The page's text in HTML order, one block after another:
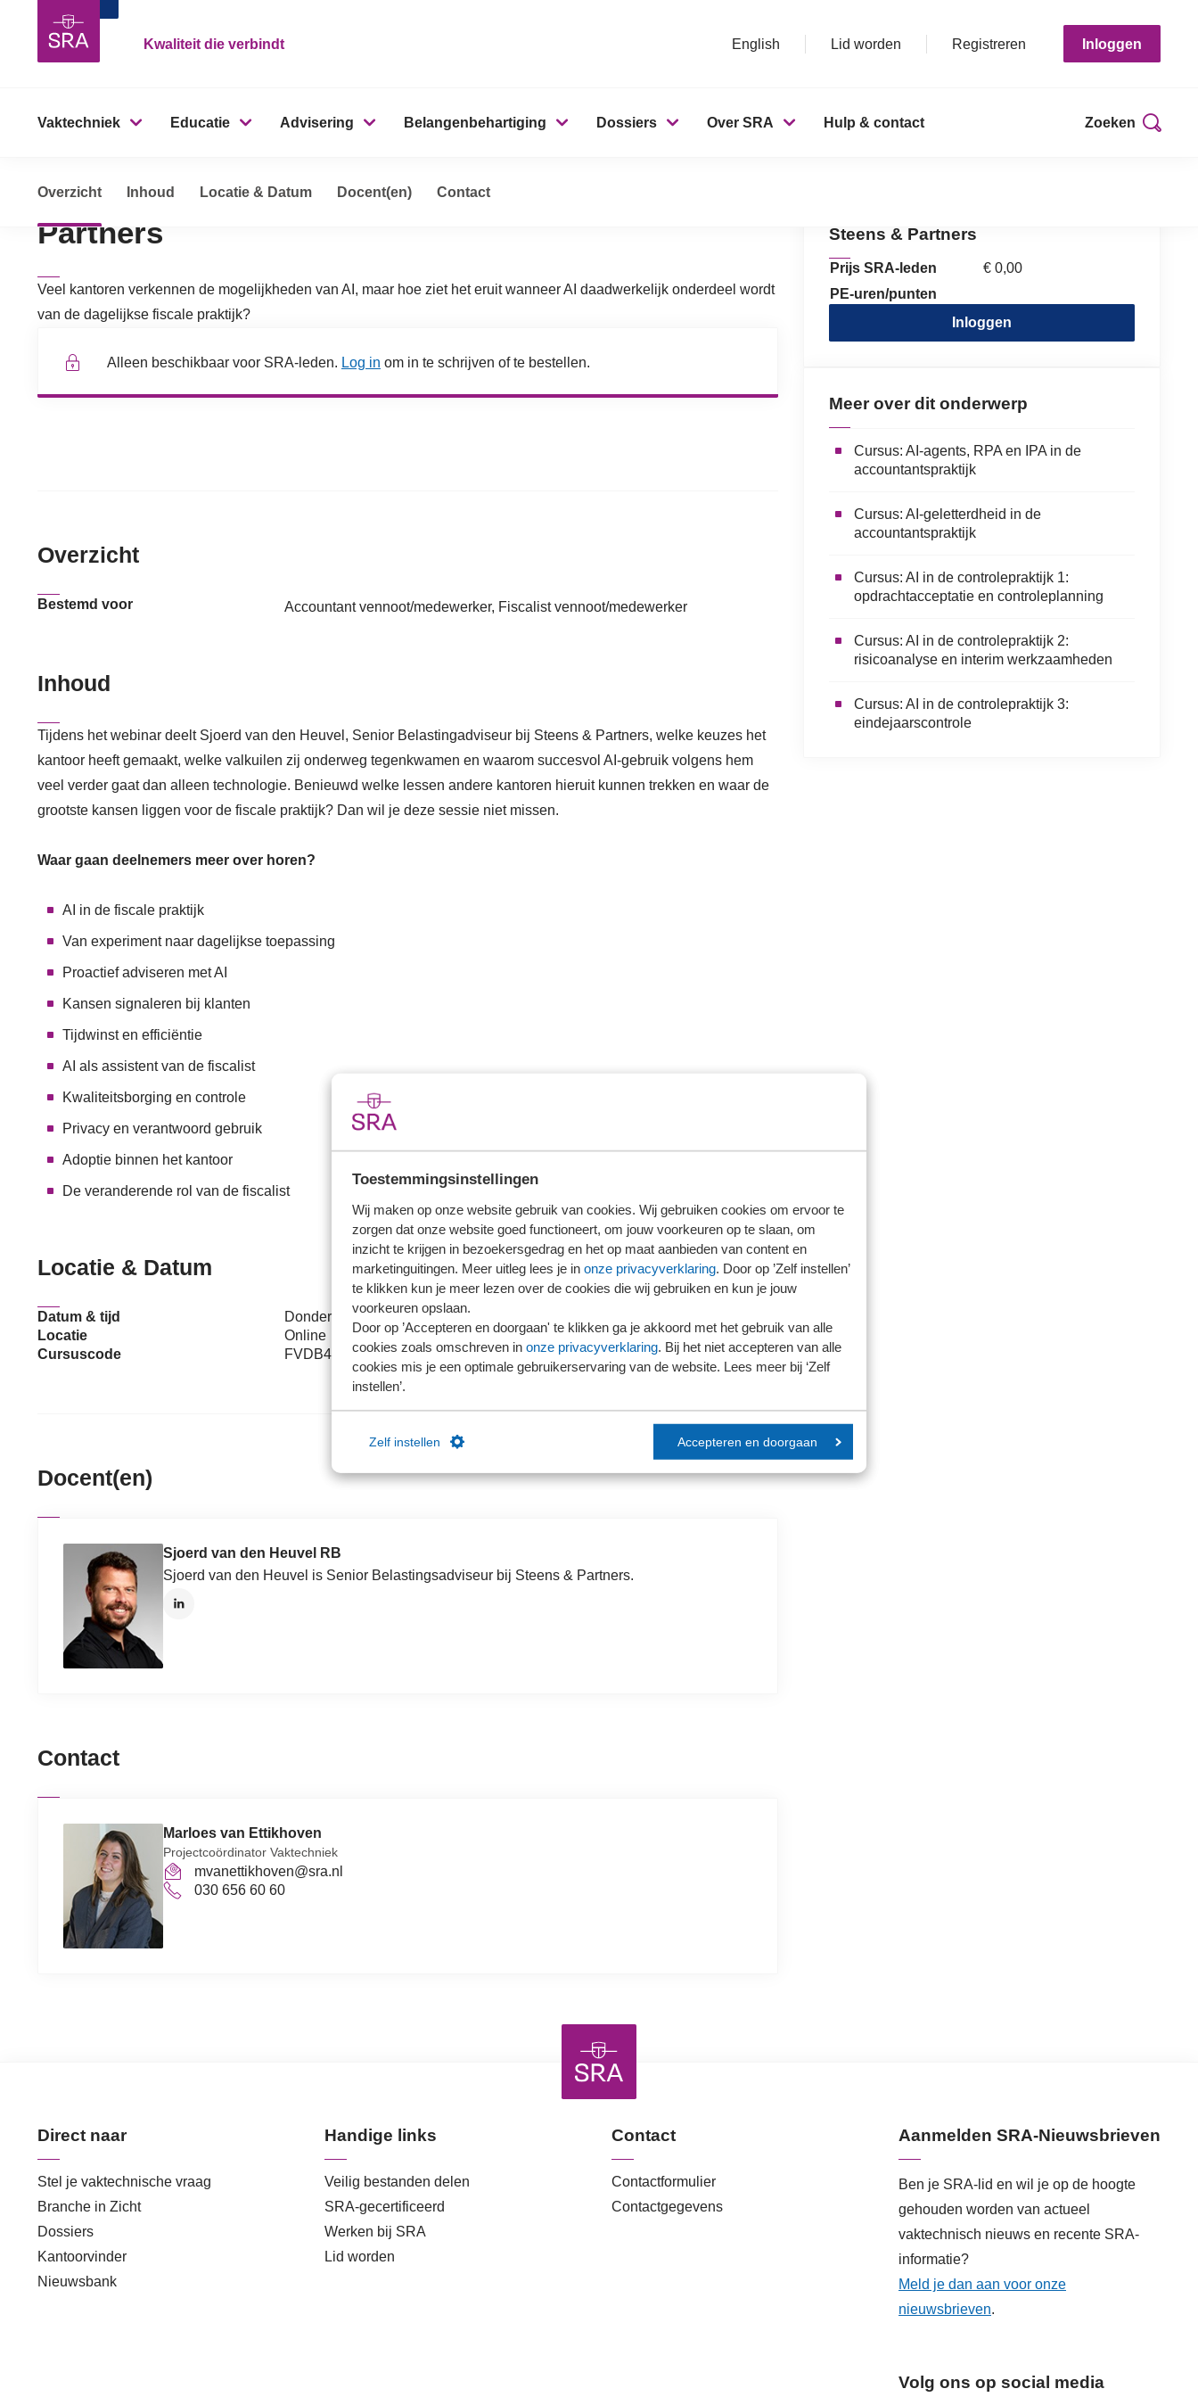
Toestemmingsinstellingen
Wij maken op onze website gebruik van cookies. Wij gebruiken cookies om ervoor te
zorgen dat onze website goed functioneert, om jouw voorkeuren op te slaan, om
inzicht te krijgen in bezoekersgedrag en het op maat aanbieden van content en
marketinguitingen. Meer uitleg lees je in onze privacyverklaring. Door op ’Zelf instellen’
te klikken kun je meer lezen over de cookies die wij gebruiken en kun je jouw
voorkeuren opslaan.
Door op ’Accepteren en doorgaan' te klikken ga je akkoord met het gebruik van alle
cookies zoals omschreven in onze privacyverklaring. Bij het niet accepteren van alle
cookies mis je een optimale gebruikerservaring van de website. Lees meer bij ‘Zelf
instellen’.
Zelf instellen Accepteren en doorgaan
Kwaliteit die verbindt English Lid worden Registreren Inloggen
Vaktechniek Educatie Advisering Belangenbehartiging Dossiers Over SRA Hulp & contact Zoeken
Opleidingen, cursussen & trainingen Gratis webinar: AI Best Practices Steens & Partners
Gratis webinar: AI Best Practices Steens &
Partners
Veel kantoren verkennen de mogelijkheden van AI, maar hoe ziet het eruit wanneer AI daadwerkelijk onderdeel wordt
van de dagelijkse fiscale praktijk?
Alleen beschikbaar voor SRA-leden. Log in om in te schrijven of te bestellen.
Overzicht Inhoud Locatie & Datum Docent(en) Contact
Overzicht
Bestemd voor Accountant vennoot/medewerker, Fiscalist vennoot/medewerker
Inhoud
Tijdens het webinar deelt Sjoerd van den Heuvel, Senior Belastingadviseur bij Steens & Partners, welke keuzes het
kantoor heeft gemaakt, welke valkuilen zij onderweg tegenkwamen en waarom succesvol AI-gebruik volgens hem
veel verder gaat dan alleen technologie. Benieuwd welke lessen andere kantoren hieruit kunnen trekken en waar de
grootste kansen liggen voor de fiscale praktijk? Dan wil je deze sessie niet missen.
Waar gaan deelnemers meer over horen?
AI in de fiscale praktijk
Van experiment naar dagelijkse toepassing
Proactief adviseren met AI
Kansen signaleren bij klanten
Tijdwinst en efficiëntie
AI als assistent van de fiscalist
Kwaliteitsborging en controle
Privacy en verantwoord gebruik
Adoptie binnen het kantoor
De veranderende rol van de fiscalist
Locatie & Datum
Datum & tijd
Donderdag 24 september 2026 van 11:00 uur tot 12:00 uur
Locatie
Online
Cursuscode
FVDB41697
Beschikbaar
Docent(en)
Sjoerd van den Heuvel RB
Sjoerd van den Heuvel is Senior Belastingsadviseur bij Steens & Partners.
Contact
Marloes van Ettikhoven
Projectcoördinator Vaktechniek
mvanettikhoven@sra.nl
030 656 60 60
Steens & Partners
Prijs SRA-leden
€ 0,00
PE-uren/punten
Inloggen
Meer over dit onderwerp
Cursus: AI-agents, RPA en IPA in de
accountantspraktijk
Cursus: AI-geletterdheid in de
accountantspraktijk
Cursus: AI in de controlepraktijk 1:
opdrachtacceptatie en controleplanning
Cursus: AI in de controlepraktijk 2:
risicoanalyse en interim werkzaamheden
Cursus: AI in de controlepraktijk 3:
eindejaarscontrole
Direct naar
Stel je vaktechnische vraag
Branche in Zicht
Dossiers
Kantoorvinder
Nieuwsbank
Handige links
Veilig bestanden delen
SRA-gecertificeerd
Werken bij SRA
Lid worden
Contact
Contactformulier
Contactgegevens
Aanmelden SRA-Nieuwsbrieven
Ben je SRA-lid en wil je op de hoogte
gehouden worden van actueel
vaktechnisch nieuws en recente SRA-
informatie?
Meld je dan aan voor onze
nieuwsbrieven.
Volg ons op social media